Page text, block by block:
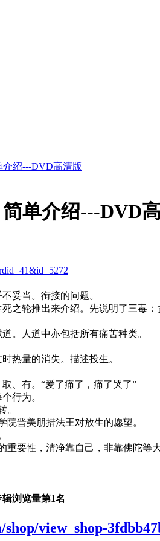
绍---DVD高清版
单介绍---DVD
妥当。衔接的问题。
之轮推出来介绍。先说明了三毒
。人道中亦包括所有痛苦种类。
热量的消失。描述投生。
、有。“爱了痛了，痛了哭了”
行为。
。
晋美朋措法王对放生的愿望。
要性，清净靠自己，非靠佛陀等大
浏览量第1名
view_shop-